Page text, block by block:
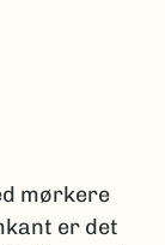
mørkere
er det